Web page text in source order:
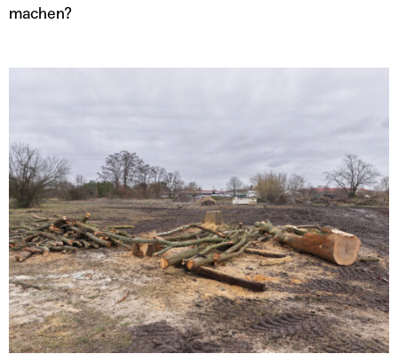
machen?